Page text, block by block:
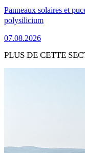
Panneaux solaires et
polysilicium
07.08.2026
PLUS DE CETTE